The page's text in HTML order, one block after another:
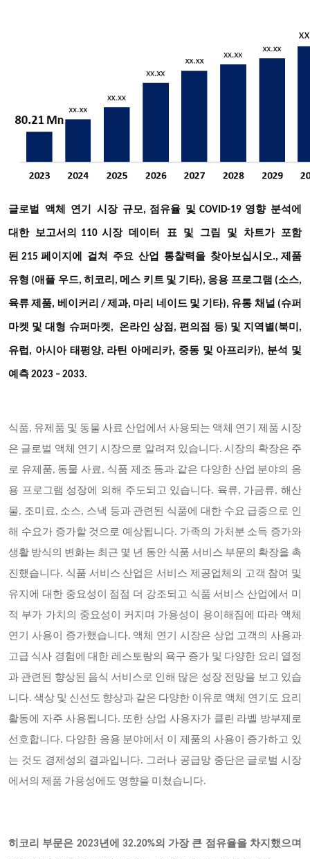
글로벌 액체 연기 시장 규모 , 점유율 및 COVID-19 영향 분석에
대한 보고서의 110시장 데이터 표 및 그림 및 차트가 포함
된 215 페이지에 걸쳐 주요 산업 통찰력을 찾아보십시오 ., 제품
유형 (애플 우드, 히코리, 메스 키트 및 기타), 응용 프로그램 (소스,
육류 제품, 베이커리 / 제과, 마리 네이드 및 기타), 유통 채널 (슈퍼
마켓 및 대형 슈퍼마켓, 온라인 상점, 편의점 등) 및지역별(북미 ,
유럽, 아시아 태평양, 라틴 아메리카, 중동 및 아프리카), 분석 및
예측 2023 – 2033.
식품, 유제품 및 동물 사료 산업에서 사용되는 액체 연기 제품 시장
은 글로벌 액체 연기 시장으로 알려져 있습니다. 시장의 확장은 주
로 유제품, 동물 사료, 식품 제조 등과 같은 다양한 산업 분야의 응
용 프로그램 성장에 의해 주도되고 있습니다. 육류, 가금류, 해산
물, 조미료, 소스, 스낵 등과 관련된 식품에 대한 수요 급증으로 인
해 수요가 증가할 것으로 예상됩니다. 가족의 가처분 소득 증가와
생활 방식의 변화는 최근 몇 년 동안 식품 서비스 부문의 확장을 촉
진했습니다. 식품 서비스 산업은 서비스 제공업체의 고객 참여 및
유지에 대한 중요성이 점점 더 강조되고 식품 서비스 산업에서 미
적 부가 가치의 중요성이 커지며 가용성이 용이해짐에 따라 액체
연기 사용이 증가했습니다. 액체 연기 시장은 상업 고객의 사용과
고급 식사 경험에 대한 레스토랑의 욕구 증가 및 다양한 요리 열정
과 관련된 향상된 음식 서비스로 인해 많은 성장 전망을 보고 있습
니다. 색상 및 신선도 향상과 같은 다양한 이유로 액체 연기도 요리
활동에 자주 사용됩니다. 또한 상업 사용자가 클린 라벨 방부제로
선호합니다. 다양한 응용 분야에서 이 제품의 사용이 증가하고 있
는 것도 경제성의 결과입니다. 그러나 공급망 중단은 글로벌 시장
에서의 제품 가용성에도 영향을 미쳤습니다.
히코리 부문은 2023년에 32.20%의 가장 큰 점유율을 차지했으며